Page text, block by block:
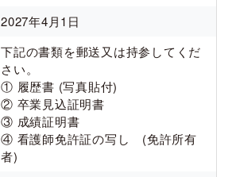
2027年4月1日
下記の書類を郵送又は持参してくだ
さい。
① 履歴書 (写真貼付)
② 卒業見込証明書
③ 成績証明書
④ 看護師免許証の写し (免許所有
者)